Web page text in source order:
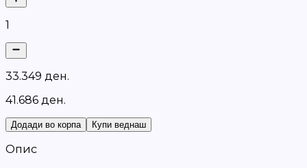
1
33.349 ден.
41.686 ден.
Додади во корпа Купи веднаш
Опис